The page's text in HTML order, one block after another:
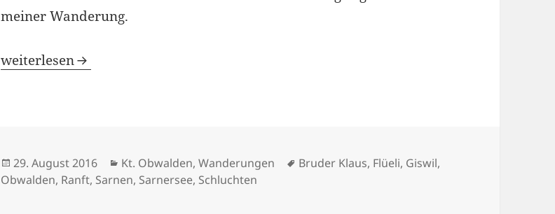
meiner Wanderung.
Auf abenteuerlichen Wegen zu Bruder Klaus: Giswil – Flüeli – Sarnen
weiterlesen
Veröffentlicht
am
29. August 2016 Kategorien
Kt. Obwalden,Wanderungen Schlagwörter
Bruder Klaus, Flüeli, Giswil,
Obwalden, Ranft, Sarnen, Sarnersee, Schluchten